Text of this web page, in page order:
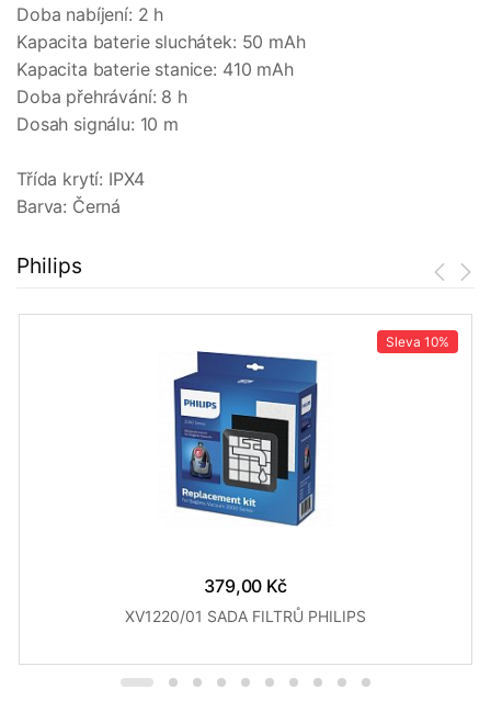
Doba nabíjení: 2 h
Kapacita baterie sluchátek: 50 mAh
Kapacita baterie stanice: 410 mAh
Doba přehrávání: 8 h
Dosah signálu: 10 m
Třída krytí: IPX4
Barva: Černá
Philips
Sleva 10%
379,00 Kč
XV1220/01 SADA FILTRŮ PHILIPS